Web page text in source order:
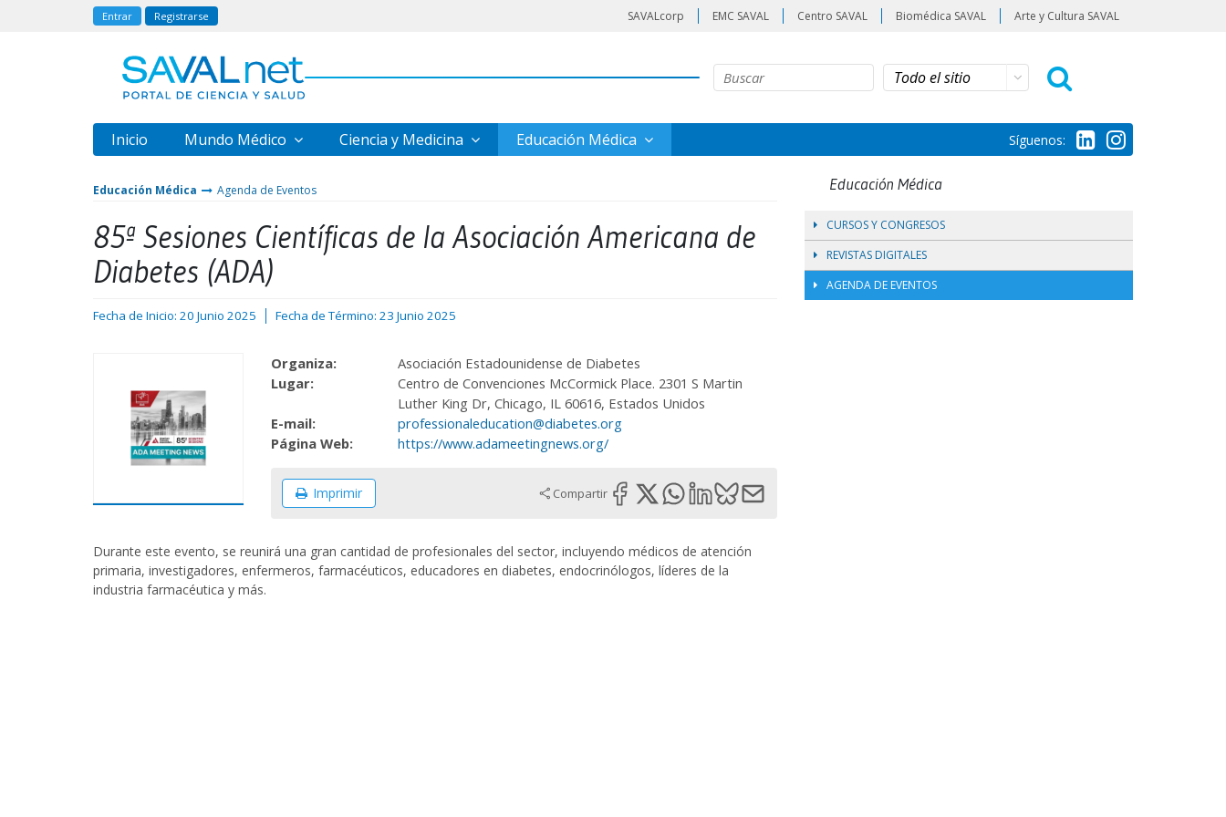
Entrar Registrarse SAVALcorp EMC SAVAL Centro SAVAL Biomédica SAVAL Arte y Cultura SAVAL
Inicio Mundo Médico Ciencia y Medicina Educación Médica Síguenos:
Educación Médica Agenda de Eventos
85ª Sesiones Científicas de la Asociación Americana de
Diabetes (ADA)
Fecha de Inicio: 20 Junio 2025 Fecha de Término: 23 Junio 2025
Organiza:
Asociación Estadounidense de Diabetes
Lugar:
Centro de Convenciones McCormick Place. 2301 S Martin
Luther King Dr, Chicago, IL 60616, Estados Unidos
E-mail:
professionaleducation@diabetes.org
Página Web:
https://www.adameetingnews.org/
Imprimir Compartir
Durante este evento, se reunirá una gran cantidad de profesionales del sector, incluyendo médicos de atención
primaria, investigadores, enfermeros, farmacéuticos, educadores en diabetes, endocrinólogos, líderes de la
industria farmacéutica y más.
Educación Médica
CURSOS Y CONGRESOS
REVISTAS DIGITALES
AGENDA DE EVENTOS